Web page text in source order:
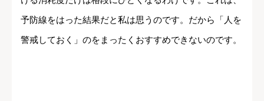
予防線をはった結果だと私は思うのです。だから「人を
警戒しておく」のをまったくおすすめできないのです。